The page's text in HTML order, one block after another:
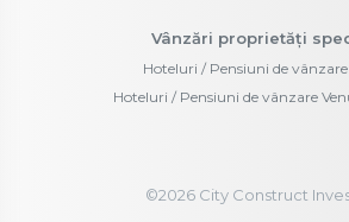
Vânzări proprietăți
Hoteluri / Pensiuni de vânzare
Hoteluri / Pensiuni de vânzare
©2026City Construct